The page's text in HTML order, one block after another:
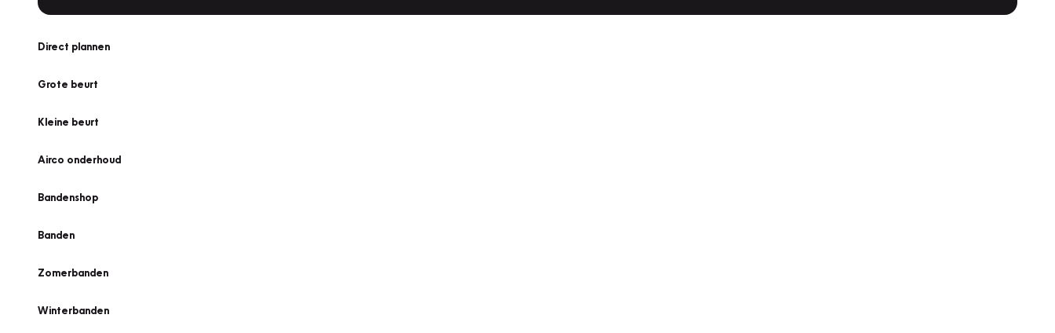
Direct plannen
Grote beurt
Kleine beurt
Airco onderhoud
Bandenshop
Banden
Zomerbanden
Winterbanden